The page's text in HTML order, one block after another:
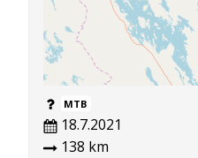
MTB
18.7.2021
138 km